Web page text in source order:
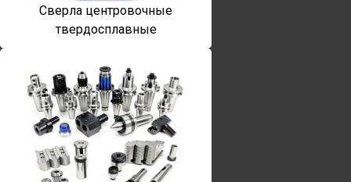
Сверла центровочные
твердосплавные